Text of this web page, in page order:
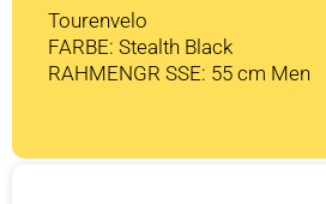
Tourenvelo
FARBE: Stealth Black
RAHMENGR SSE: 55 cm Men